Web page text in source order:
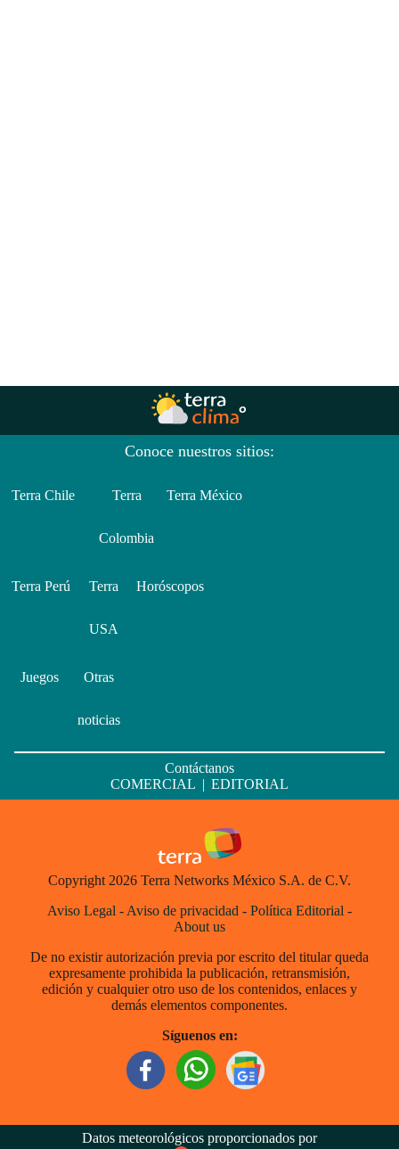
Conoce nuestros sitios:
Terra Chile Terra
Colombia
Terra México
Terra Perú Terra
USA
Horóscopos
Juegos Otras
noticias
Contáctanos
COMERCIAL
EDITORIAL
Copyright 2026 Terra Networks México S.A. de C.V.
Aviso Legal - Aviso de privacidad - Política Editorial -
About us
De no existir autorización previa por escrito del titular queda
expresamente prohibida la publicación, retransmisión,
edición y cualquier otro uso de los contenidos, enlaces y
demás elementos componentes.
Síguenos en:
Datos meteorológicos proporcionados por